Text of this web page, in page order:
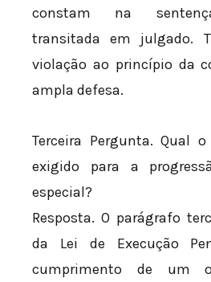
constam na
transitada em julgado.
violação ao princípio da
ampla defesa.
Terceira Pergunta. Qual
exigido para a
especial?
Resposta. O parágrafo
da Lei de Execução
cumprimento de um